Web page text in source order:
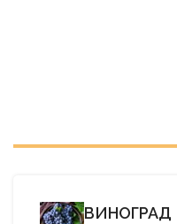
ВИНОГРАД